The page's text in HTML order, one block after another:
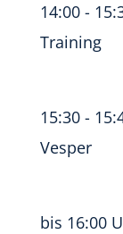
14:00 -
Training
15:30 -
Vesper
bis 16:00